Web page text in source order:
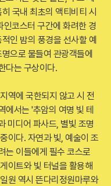
국내 최초의 액티비티 시
코스터 구간에 화려한 경
인 밤의 풍경을 선사할 예
으로 물들여 관광객들에
다는 구상이다.
역에 국한되지 않고 시 전
에서는 '추암의 여명 빛 테
미디어 파사드, 별빛 조명
이다. 자연과 빛, 예술이 조
는 이들에게 필수 코스로
이트와 빛 터널을 활용해
원 역시 뜬다리정원마루와